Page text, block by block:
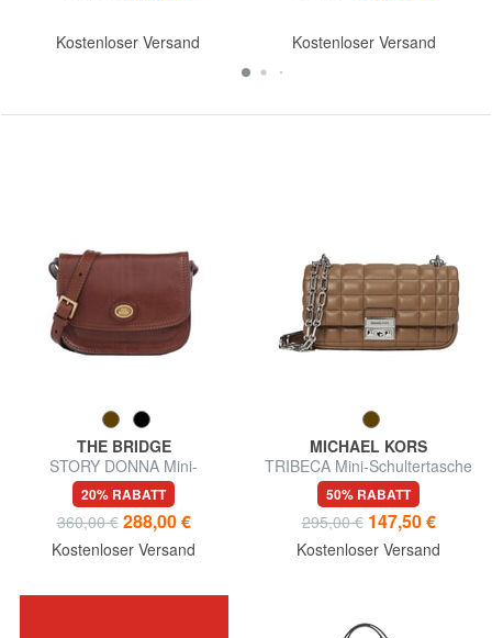
Kostenloser Versand Kostenloser Versand
THE BRIDGE
STORY DONNA Mini-
Umhängetasche aus Leder
20% RABATT
360,00 € 288,00 €
Kostenloser Versand
MICHAEL KORS
TRIBECA Mini-Schultertasche
aus Leder
50% RABATT
295,00 € 147,50 €
Kostenloser Versand